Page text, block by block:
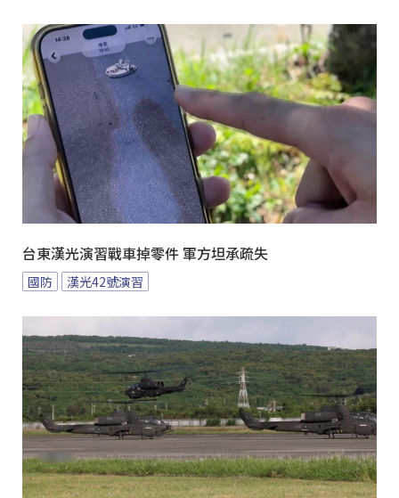
台東漢光演習戰車掉零件 軍方坦承疏失
國防 漢光42號演習